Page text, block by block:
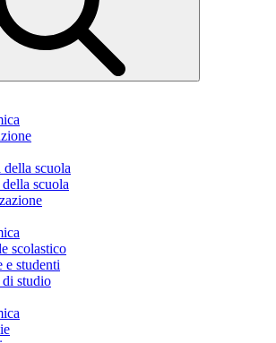
scuola
scuola
scolastico
e studenti
di studio